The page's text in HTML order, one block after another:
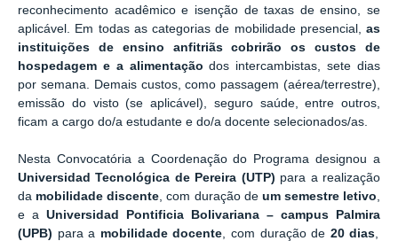
reconhecimento acadêmico e isenção de taxas de ensino, se
aplicável. Em todas as categorias de mobilidade presencial, as
instituições de ensino anfitriãs cobrirão os custos de
hospedagem e a alimentação dos intercambistas, sete dias
por semana. Demais custos, como passagem (aérea/terrestre),
emissão do visto (se aplicável), seguro saúde, entre outros,
ficam a cargo do/a estudante e do/a docente selecionados/as.
Nesta Convocatória a Coordenação do Programa designou a
Universidad Tecnológica de Pereira (UTP) para a realização
da mobilidade discente , com duração de um semestre letivo
e a Universidad Pontificia Bolivariana – campus Palmira
(UPB) para a mobilidade docente , com duração de 20 dias